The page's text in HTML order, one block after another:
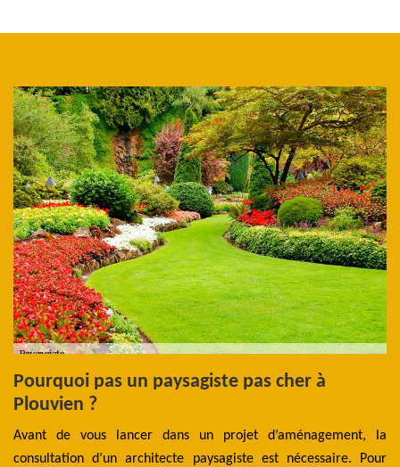
Pourquoi pas un paysagiste pas cher à
Plouvien ?
Avant de vous lancer dans un projet d’aménagement, la
consultation d’un architecte paysagiste est nécessaire. Pour